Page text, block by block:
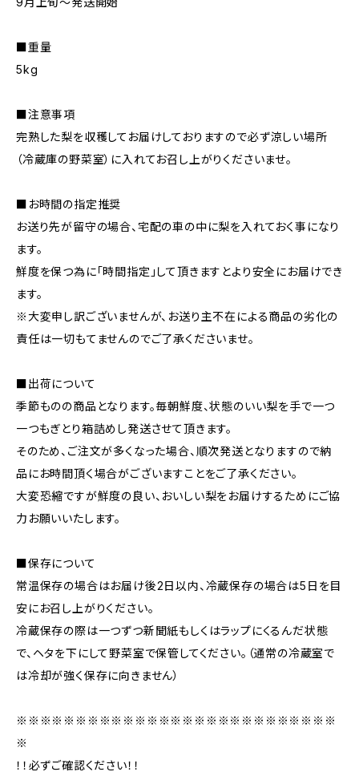
■重量
5kg
■注意事項
完熟した梨を収穫してお届けしておりますので必ず涼しい場所
（冷蔵庫の野菜室）に入れてお召し上がりくださいませ。
■お時間の指定推奨
お送り先が留守の場合、宅配の車の中に梨を入れておく事になり
ます。
鮮度を保つ為に「時間指定」して頂きますとより安全にお届けでき
ます。
※大変申し訳ございませんが、お送り主不在による商品の劣化の
責任は一切もてませんのでご了承くださいませ。
■出荷について
季節ものの商品となります。毎朝鮮度、状態のいい梨を手で一つ
一つもぎとり箱詰めし発送させて頂きます。
そのため、ご注文が多くなった場合、順次発送となりますので納
品にお時間頂く場合がございますことをご了承ください。
大変恐縮ですが鮮度の良い、おいしい梨をお届けするためにご協
力お願いいたします。
■保存について
常温保存の場合はお届け後2日以内、冷蔵保存の場合は5日を目
安にお召し上がりください。
冷蔵保存の際は一つずつ新聞紙もしくはラップにくるんだ状態
で、ヘタを下にして野菜室で保管してください。（通常の冷蔵室で
は冷却が強く保存に向きません）
※※※※※※※※※※※※※※※※※※※※※※※※※※※
※
！！必ずご確認ください！！